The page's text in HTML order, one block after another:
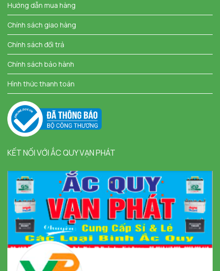
Hướng dẫn mua hàng
Chính sách giao hàng
Chính sách đổi trả
Chính sách bảo hành
Hình thức thanh toán
KẾT NỐI VỚI ẮC QUY VẠN PHÁT